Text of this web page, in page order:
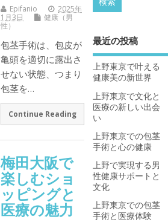
Epifanio
2025年
1月3日
健康（男
性）
包茎手術は、包皮が
亀頭を適切に露出さ
せない状態、つまり
包茎を…
Continue Reading
梅田大阪で
楽しむショ
ッピングと
医療の魅力
最近の投稿
上野東京で叶える
健康美の新世界
上野東京で文化と
医療の新しい出会
い
上野東京での包茎
手術と心の健康
上野で実現する男
性健康サポートと
文化
上野東京での包茎
手術と医療体験